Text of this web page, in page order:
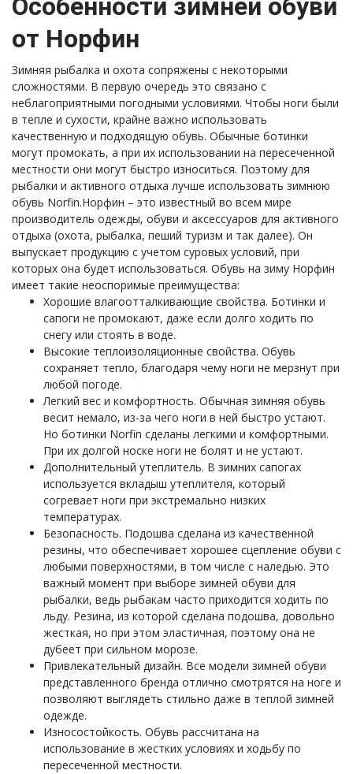
Особенности зимней обуви
от Норфин
Зимняя рыбалка и охота сопряжены с некоторыми
сложностями. В первую очередь это связано с
неблагоприятными погодными условиями. Чтобы ноги были
в тепле и сухости, крайне важно использовать
качественную и подходящую обувь. Обычные ботинки
могут промокать, а при их использовании на пересеченной
местности они могут быстро износиться. Поэтому для
рыбалки и активного отдыха лучше использовать зимнюю
обувь Norfin.Норфин – это известный во всем мире
производитель одежды, обуви и аксессуаров для активного
отдыха (охота, рыбалка, пеший туризм и так далее). Он
выпускает продукцию с учетом суровых условий, при
которых она будет использоваться. Обувь на зиму Норфин
имеет такие неоспоримые преимущества:
Хорошие влагоотталкивающие свойства. Ботинки и
сапоги не промокают, даже если долго ходить по
снегу или стоять в воде.
Высокие теплоизоляционные свойства. Обувь
сохраняет тепло, благодаря чему ноги не мерзнут при
любой погоде.
Легкий вес и комфортность. Обычная зимняя обувь
весит немало, из-за чего ноги в ней быстро устают.
Но ботинки Norfin сделаны легкими и комфортными.
При их долгой носке ноги не болят и не устают.
Дополнительный утеплитель. В зимних сапогах
используется вкладыш утеплителя, который
согревает ноги при экстремально низких
температурах.
Безопасность. Подошва сделана из качественной
резины, что обеспечивает хорошее сцепление обуви с
любыми поверхностями, в том числе с наледью. Это
важный момент при выборе зимней обуви для
рыбалки, ведь рыбакам часто приходится ходить по
льду. Резина, из которой сделана подошва, довольно
жесткая, но при этом эластичная, поэтому она не
дубеет при сильном морозе.
Привлекательный дизайн. Все модели зимней обуви
представленного бренда отлично смотрятся на ноге и
позволяют выглядеть стильно даже в теплой зимней
одежде.
Износостойкость. Обувь рассчитана на
использование в жестких условиях и ходьбу по
пересеченной местности.